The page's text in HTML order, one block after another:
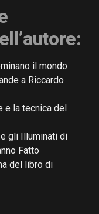
il mondo
a Riccardo
e la tecnica del
gli Illuminati di
Fatto
del libro di